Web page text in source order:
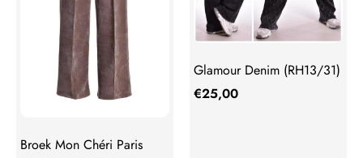
Broek Mon Chéri Paris
Glamour Denim (RH13/31)
€25,00